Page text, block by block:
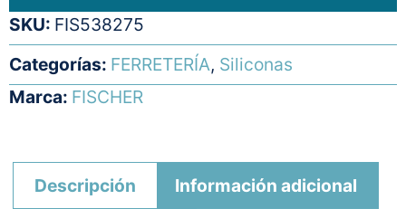
SKU: FIS538275
Categorías: FERRETERÍA, Siliconas
Marca: FISCHER
Descripción Información adicional